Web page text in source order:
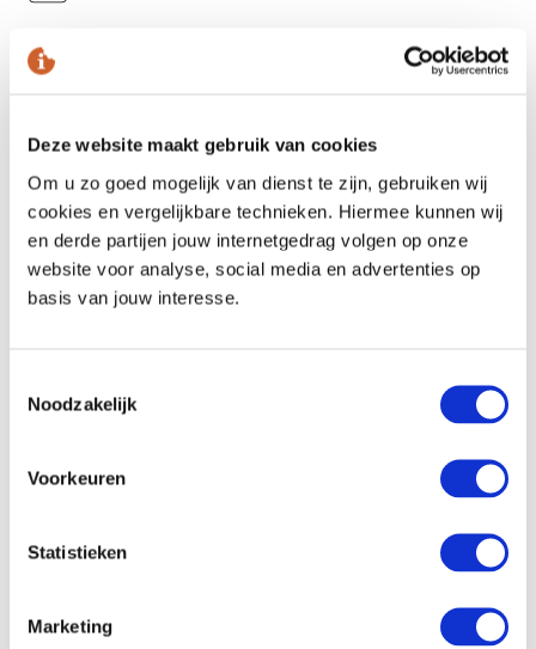
Deze website maakt gebruik van cookies
Om u zo goed mogelijk van dienst te zijn, gebruiken wij
cookies en vergelijkbare technieken. Hiermee kunnen wij
en derde partijen jouw internetgedrag volgen op onze
website voor analyse, social media en advertenties op
basis van jouw interesse.
Noodzakelijk
Voorkeuren
Statistieken
Marketing
Wifi
Badezimmer
Bad mit Dusche im Bad oder Dusche
Föhn
Im Hotel
Essen und Trinken
À-la-carte-Restaurant
Frühstücksbuffet